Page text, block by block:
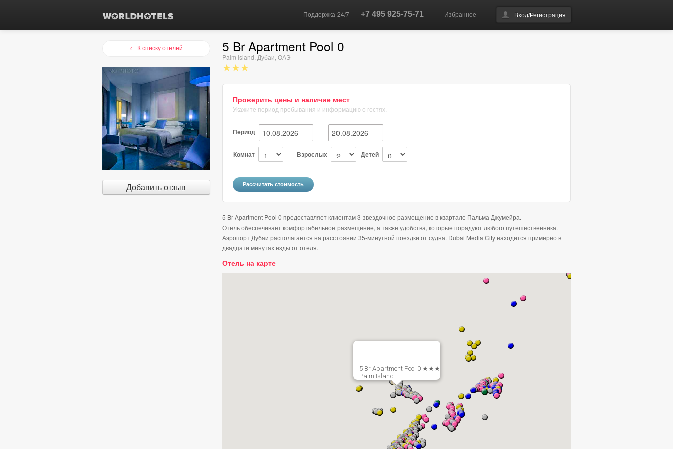
Избранное Вход/Регистрация
Поддержка 24/7 +7 495 925-75-71
← К списку отелей
Добавить отзыв
5 Br Apartment Pool 0
Palm Island Дубаи ОАЭ
★★★
Проверить цены и наличие мест
Укажите период пребывания и информацию о гостях.
Период —
Комнат Взрослых Детей
5 Br Apartment Pool 0 предоставляет клиентам 3-звездочное размещение в квартале Пальма Джумейра.
Отель обеспечивает комфортабельное размещение, а также удобства, которые порадуют любого путешественника.
Аэропорт Дубаи располагается на расстоянии 35-минутной поездки от судна. Dubai Media City находится примерно в
двадцати минутах езды от отеля.
Отель на карте
5 Br Apartment Pool 0 ★★★
Palm Island